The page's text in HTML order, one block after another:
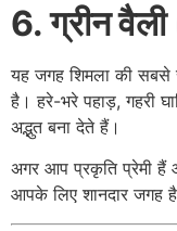
6. ग्रीन
यह जगह शिमला की सबसे
है। हरे-भरे पहाड़, गहरी
अद्भुत बना देते हैं।
अगर आप प्रकृति प्रेमी हैं
आपके लिए शानदार जगह